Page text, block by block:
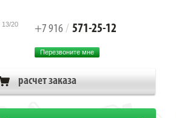
13/20 +7 916 / 571-25-12
Перезвоните мне
расчет заказа